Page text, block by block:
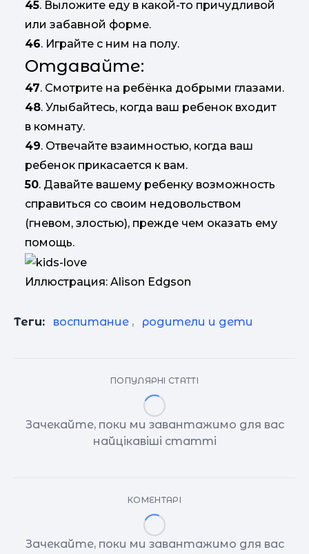
45. Выложите еду в какой-то причудливой
или забавной форме.
46. Играйте с ним на полу.
Отдавайте:
47. Смотрите на ребёнка добрыми глазами.
48. Улыбайтесь, когда ваш ребенок входит
в комнату.
49. Отвечайте взаимностью, когда ваш
ребенок прикасается к вам.
50. Давайте вашему ребенку возможность
справиться со своим недовольством
(гневом, злостью), прежде чем оказать ему
помощь.
Иллюстрация: Alison Edgson
Теги: воспитание , родители и дети
ПОПУЛЯРНІ СТАТТІ
Зачекайте, поки ми завантажимо для вас
найцікавіші статті
КОМЕНТАРІ
Зачекайте, поки ми завантажимо для вас